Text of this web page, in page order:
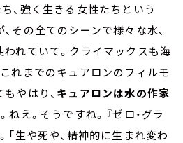
、強く生きる女性たちという
その全てのシーンで様々な水、
れていて。クライマックスも海
れまでのキュアロンのフィルモ
やはり、 キュアロンは水の作家
ねえ。そうですね。『ゼロ・グラ
「生や死や、精神的に生まれ変わ